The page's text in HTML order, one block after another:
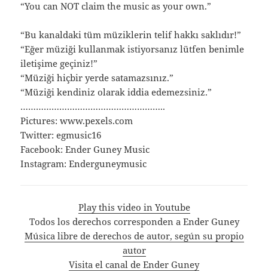
“You can NOT claim the music as your own.”
“Bu kanaldaki tüm müziklerin telif hakkı saklıdır!”
“Eğer müziği kullanmak istiyorsanız lütfen benimle
iletişime geçiniz!”
“Müziği hiçbir yerde satamazsınız.”
“Müziği kendiniz olarak iddia edemezsiniz.”
………………………………………………..
Pictures: www.pexels.com
Twitter: egmusic16
Facebook: Ender Guney Music
Instagram: Enderguneymusic
Play this video in Youtube
Todos los derechos corresponden a Ender Guney
Música libre de derechos de autor, según su propio
autor
Visita el canal de Ender Guney